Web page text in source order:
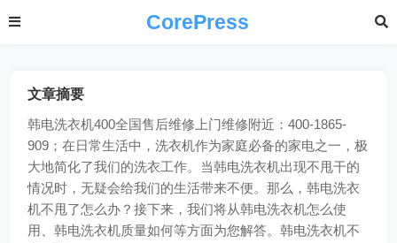
CorePress
文章摘要
韩电洗衣机400全国售后维修上门维修附近：400-1865-
909；在日常生活中，洗衣机作为家庭必备的家电之一，极
大地简化了我们的洗衣工作。当韩电洗衣机出现不甩干的
情况时，无疑会给我们的生活带来不便。那么，韩电洗衣
机不甩了怎么办？接下来，我们将从韩电洗衣机怎么使
用、韩电洗衣机质量如何等方面为您解答。韩电洗衣机不